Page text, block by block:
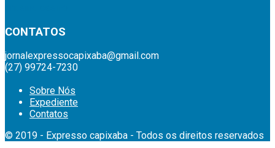
CONTATOS
jornalexpressocapixaba@gmail.com
(27) 99724-7230
Sobre Nós
Expediente
Contatos
© 2019 - Expresso capixaba - Todos os direitos reservados